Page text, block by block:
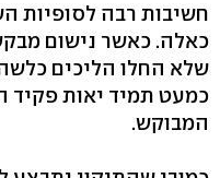
חשיבות רבה לסופיות
כאלה. כאשר נישום
שלא החלו הליכים
כמעט תמיד יאות פקיד
המבוקש.